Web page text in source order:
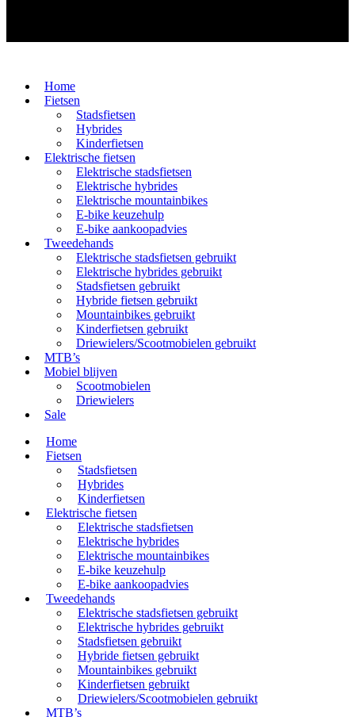
Home
Fietsen
Stadsfietsen
Hybrides
Kinderfietsen
Elektrische fietsen
Elektrische stadsfietsen
Elektrische hybrides
Elektrische mountainbikes
E-bike keuzehulp
E-bike aankoopadvies
Tweedehands
Elektrische stadsfietsen gebruikt
Elektrische hybrides gebruikt
Stadsfietsen gebruikt
Hybride fietsen gebruikt
Mountainbikes gebruikt
Kinderfietsen gebruikt
Driewielers/Scootmobielen gebruikt
MTB’s
Mobiel blijven
Scootmobielen
Driewielers
Sale
Home
Fietsen
Stadsfietsen
Hybrides
Kinderfietsen
Elektrische fietsen
Elektrische stadsfietsen
Elektrische hybrides
Elektrische mountainbikes
E-bike keuzehulp
E-bike aankoopadvies
Tweedehands
Elektrische stadsfietsen gebruikt
Elektrische hybrides gebruikt
Stadsfietsen gebruikt
Hybride fietsen gebruikt
Mountainbikes gebruikt
Kinderfietsen gebruikt
Driewielers/Scootmobielen gebruikt
MTB’s